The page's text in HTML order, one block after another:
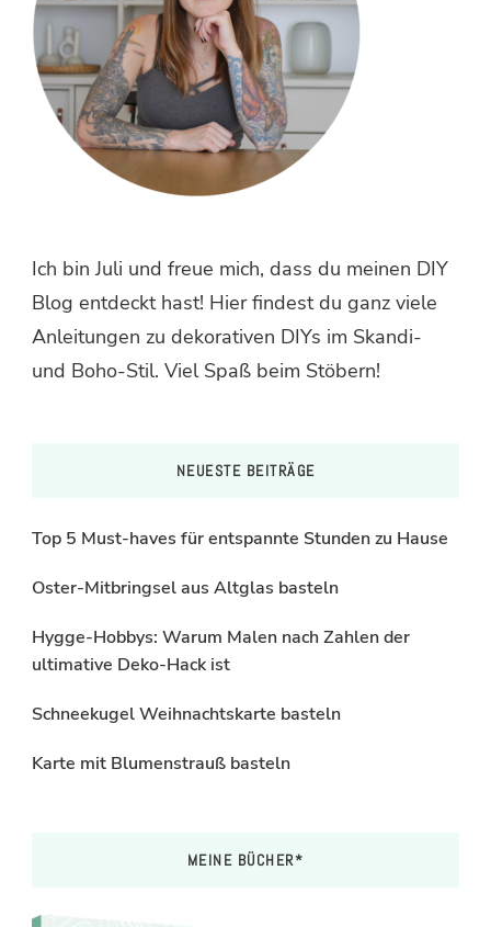
Ich bin Juli und freue mich, dass du meinen DIY
Blog entdeckt hast! Hier findest du ganz viele
Anleitungen zu dekorativen DIYs im Skandi-
und Boho-Stil. Viel Spaß beim Stöbern!
NEUESTE BEITRÄGE
Top 5 Must-haves für entspannte Stunden zu Hause
Oster-Mitbringsel aus Altglas basteln
Hygge-Hobbys: Warum Malen nach Zahlen der
ultimative Deko-Hack ist
Schneekugel Weihnachtskarte basteln
Karte mit Blumenstrauß basteln
MEINE BÜCHER*